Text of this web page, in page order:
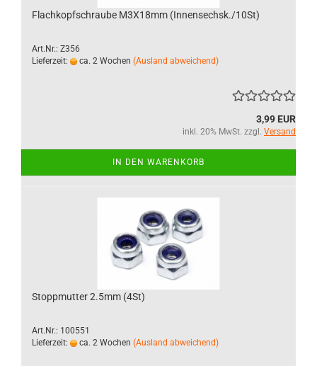
Flachkopfschraube M3X18mm (Innensechsk./10St)
Art.Nr.: Z356
Lieferzeit:
ca. 2 Wochen (Ausland abweichend)
3,99 EUR
inkl. 20% MwSt. zzgl. Versand
IN DEN WARENKORB
Stoppmutter 2.5mm (4St)
Art.Nr.: 100551
Lieferzeit:
ca. 2 Wochen (Ausland abweichend)